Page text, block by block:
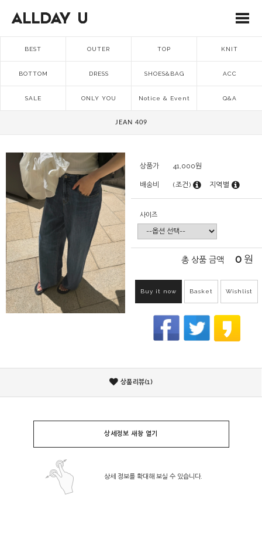
BEST OUTER TOP KNIT
BOTTOM DRESS SHOES&BAG ACC
SALE ONLY YOU Notice & Event Q&A
JEAN 409
상품가 41,000원
배송비 (조건) 지역별
사이즈
총 상품 금액 0 원
Buy it now Basket Wishlist
상품리뷰(1)
상세정보 새창 열기
상세 정보를 확대해 보실 수 있습니다.